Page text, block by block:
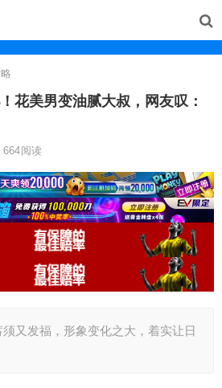
花美男变油腻大叔，网友叹：
664阅读
又发福，形象变化之大，着实让日